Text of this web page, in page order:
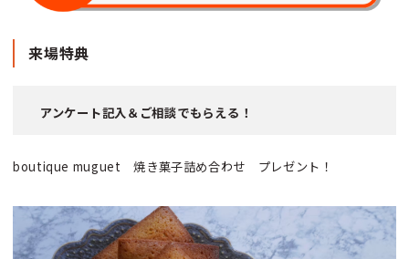
来場特典
アンケート記入＆ご相談でもらえる！
boutique muguet 焼き菓子詰め合わせ プレゼント！